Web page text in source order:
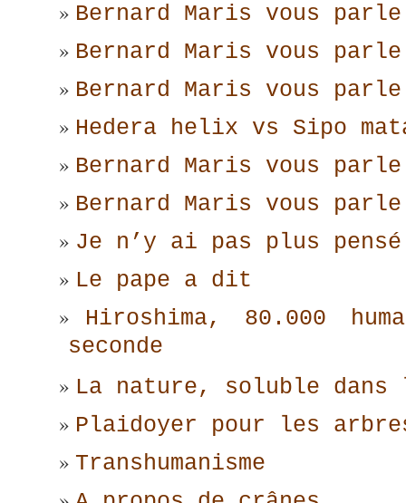
Bernard Maris vous
Bernard Maris vous parle
Bernard Maris vous parle
Hedera helix vs Sipo
Bernard Maris vous parle
Bernard Maris vous
Je n’y ai pas plus
Le pape a dit
Hiroshima, 80.000
seconde
La nature, soluble dans
Plaidoyer pour les
Transhumanisme